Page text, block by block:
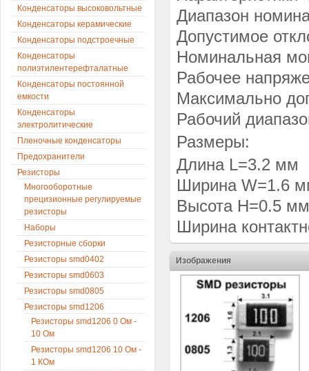
Диапазон
Допустимое
Номинальная
Рабочее
Максимально
Рабочий
Размеры:
Длина L=3.2 мм
Ширина W=1.6
Высота H=0.5 мм
Ширина
Изображения
Конденсаторы высоковольтные
Конденсаторы керамические
Конденсаторы подстроечные
Конденсаторы
полиэтилентерефталатные
Конденсаторы постоянной
емкости
Конденсаторы
электролитические
Пленочные конденсаторы
Предохранители
Резисторы
Многооборотные
прецизионные регулируемые
резисторы
Наборы
Резисторные сборки
Резисторы smd0402
Резисторы smd0603
Резисторы smd0805
Резисторы smd1206
Резисторы smd1206 0 Ом -
10 Ом
Резисторы smd1206 10 Ом -
1 КОм